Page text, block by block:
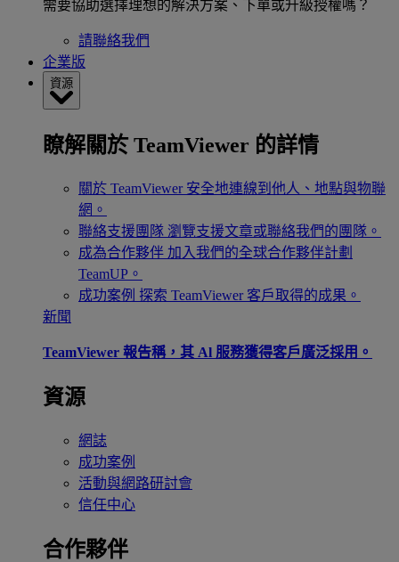
需要協助選擇理想的解決方案、下單或升級授權嗎？
請聯絡我們
企業版
資源
瞭解關於 TeamViewer 的詳情
關於 TeamViewer 安全地連線到他人、地點與物聯
網。
聯絡支援團隊 瀏覽支援文章或聯絡我們的團隊。
成為合作夥伴 加入我們的全球合作夥伴計劃
TeamUP。
成功案例 探索 TeamViewer 客戶取得的成果。
新聞
TeamViewer 報告稱，其 Al 服務獲得客戶廣泛採用。
資源
網誌
成功案例
活動與網路研討會
信任中心
合作夥伴